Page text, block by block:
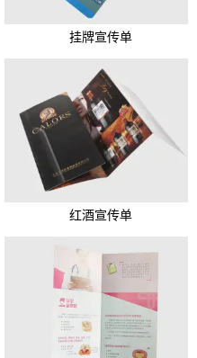
挂牌宣传单
红酒宣传单